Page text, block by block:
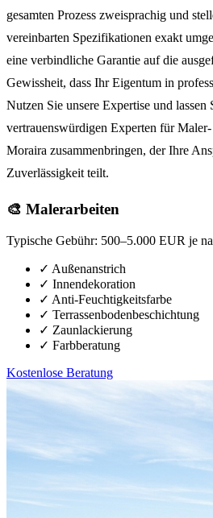
gesamten Prozess zweisprachig und
vereinbarten Spezifikationen exakt
eine verbindliche Garantie auf die
Gewissheit, dass Ihr Eigentum in
Nutzen Sie unsere Expertise und lassen
vertrauenswürdigen Experten für
Moraira zusammenbringen, der Ihre
Zuverlässigkeit teilt.
🎨 Malerarbeiten
Typische Gebühr: 500–5.000 EUR je
✓ Außenanstrich
✓ Innendekoration
✓ Anti-Feuchtigkeitsfarbe
✓ Terrassenbodenbeschichtung
✓ Zaunlackierung
✓ Farbberatung
Kostenlose Beratung